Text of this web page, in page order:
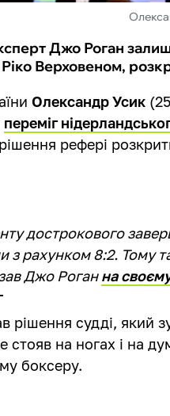
Джо Роган
Верховеном,
Олександр Усик
переміг
рефері
дострокового
з рахунком 8:2. Тому
Джо Роганна
рішення судді, який
на ногах і на
боксеру.